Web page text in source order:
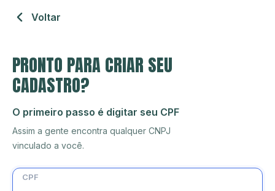
Voltar
PRONTO PARA CRIAR SEU
CADASTRO?
O primeiro passo é digitar seu CPF
Assim a gente encontra qualquer CNPJ
vinculado a você.
CPF